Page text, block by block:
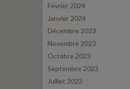
Février 2024
Janvier 2024
Décembre 2023
Novembre 2023
Octobre 2023
Septembre 2023
Juillet 2023